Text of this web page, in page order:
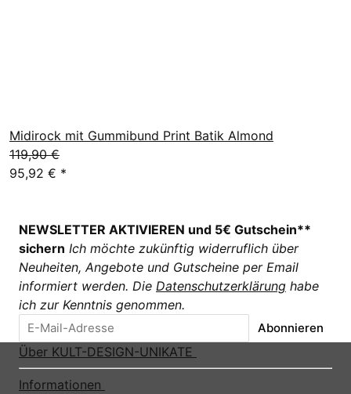
Midirock mit Gummibund Print Batik Almond
119,90 €
95,92 € *
NEWSLETTER AKTIVIEREN und 5€ Gutschein**
sichern Ich möchte zukünftig widerruflich über
Neuheiten, Angebote und Gutscheine per Email
informiert werden. Die Datenschutzerklärung habe
ich zur Kenntnis genommen.
Abonnieren
Über KULT-DESIGN-UNIKATE
Informationen